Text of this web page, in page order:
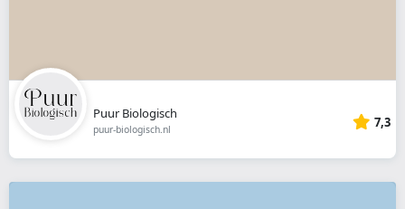
Puur Biologisch
puur-biologisch.nl 7,3